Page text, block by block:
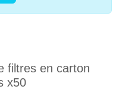
filtres en carton
x50